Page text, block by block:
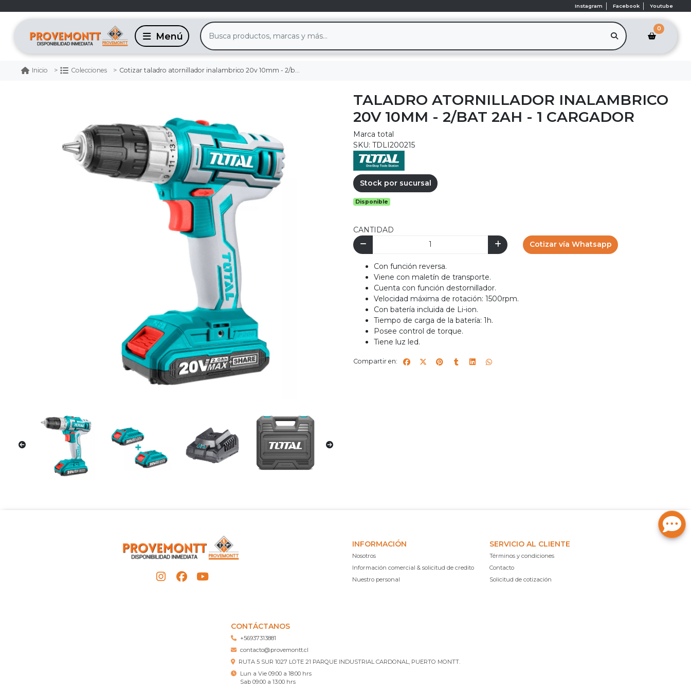
Instagram Facebook Youtube
0
Inicio Colecciones Cotizar taladro atornillador inalambrico 20v 10mm - 2/bat 2ah - 1 cargador
TALADRO ATORNILLADOR INALAMBRICO
20V 10MM - 2/BAT 2AH - 1 CARGADOR
Marca total
SKU: TDLI200215
Stock por sucursal
Disponible
CANTIDAD
Cotizar vía Whatsapp
Con función reversa.
Viene con maletín de transporte.
Cuenta con función destornillador.
Velocidad máxima de rotación: 1500rpm.
Con batería incluida de Li-ion.
Tiempo de carga de la batería: 1h.
Posee control de torque.
Tiene luz led.
Compartir en:
INFORMACIÓN
Nosotros
Información comercial & solicitud de credito
Nuestro personal
SERVICIO AL CLIENTE
Términos y condiciones
Contacto
Solicitud de cotización
CONTÁCTANOS
+56937313881
contacto@provemontt.cl
RUTA 5 SUR 1027 LOTE 21 PARQUE INDUSTRIAL CARDONAL, PUERTO MONTT.
Lun a Vie 09:00 a 18:00 hrs
Sab 09:00 a 13:00 hrs